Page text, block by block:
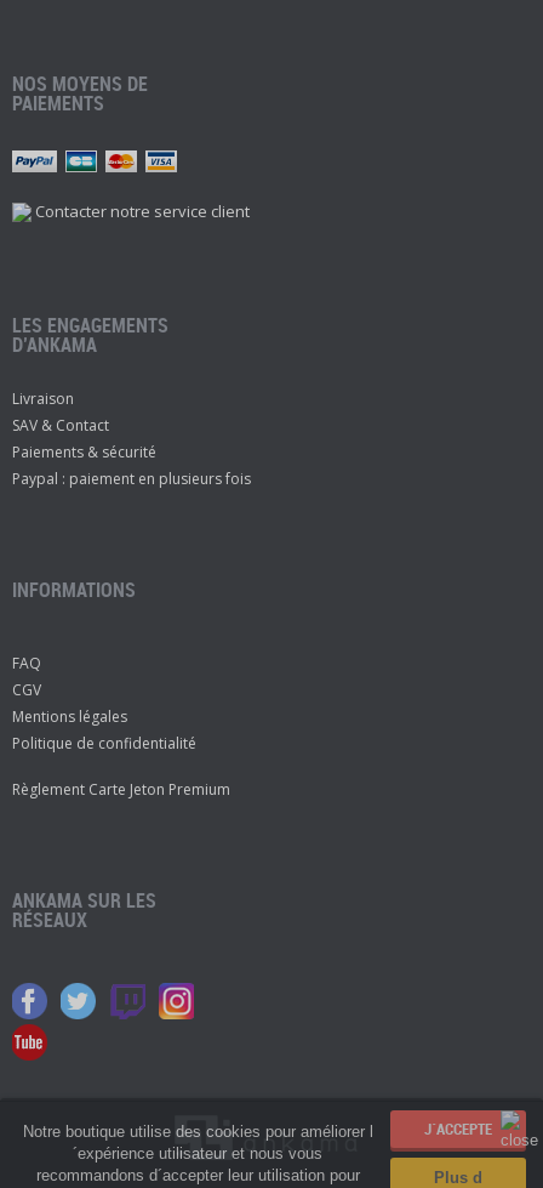
Notre boutique utilise des cookies pour améliorer l
´expérience utilisateur et nous vous
recommandons d´accepter leur utilisation pour
Plus d
NOS MOYENS DE
PAIEMENTS
Contacter notre service client
LES ENGAGEMENTS
D’ANKAMA
Livraison
SAV & Contact
Paiements & sécurité
Paypal : paiement en plusieurs fois
INFORMATIONS
FAQ
CGV
Mentions légales
Politique de confidentialité
Règlement Carte Jeton Premium
ANKAMA SUR LES
RÉSEAUX